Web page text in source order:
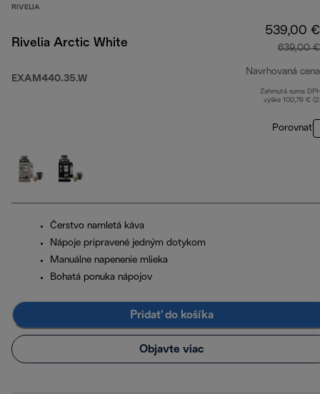
RIVELIA
Rivelia Arctic White
EXAM440.35.W
539,00 €
639,00 €
Navrhovaná cena
Zahrnutá suma
výške 100,79 €
Porovnať
Čerstvo namletá káva
Nápoje pripravené jedným dotykom
Manuálne napenenie mlieka
Bohatá ponuka nápojov
Pridať do košíka
Objavte viac